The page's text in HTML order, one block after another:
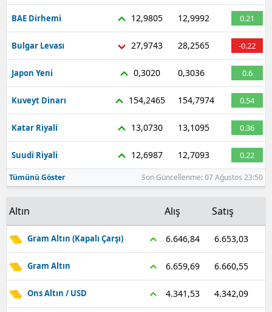
Konya
Kütahya
Malatya
Kahramanmaraş
Mardin
Muğla
Muş
Nevşehir
Rize
Sakarya
BAE Dirhemi 12,9805 12,9992 0.21
Bulgar Levası 27,9743 28,2565 -0.22
Japon Yeni 0,3020 0,3036 0.6
Kuveyt Dinarı 154,2465 154,7974 0.54
Katar Riyali 13,0730 13,1095 0.36
Suudi Riyali 12,6987 12,7093 0.22
Tümünü Göster Son Güncellenme: 07 Ağustos 23:50
Altın Alış Satış
Gram Altın (Kapalı Çarşı) 6.646,84 6.653,03
Gram Altın 6.659,69 6.660,55
Ons Altın / USD 4.341,53 4.342,09